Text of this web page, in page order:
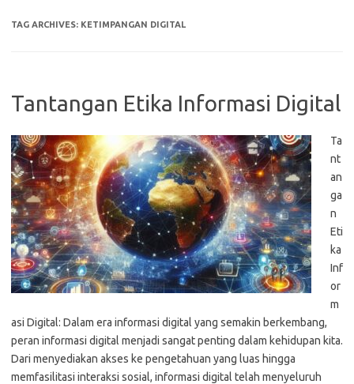
TAG ARCHIVES: KETIMPANGAN DIGITAL
Tantangan Etika Informasi Digital
Ta
nt
an
ga
n
Eti
ka
Inf
or
m
asi Digital: Dalam era informasi digital yang semakin berkembang,
peran informasi digital menjadi sangat penting dalam kehidupan kita.
Dari menyediakan akses ke pengetahuan yang luas hingga
memfasilitasi interaksi sosial, informasi digital telah menyeluruh